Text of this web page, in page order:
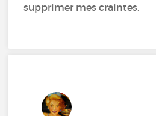
supprimer mes craintes.